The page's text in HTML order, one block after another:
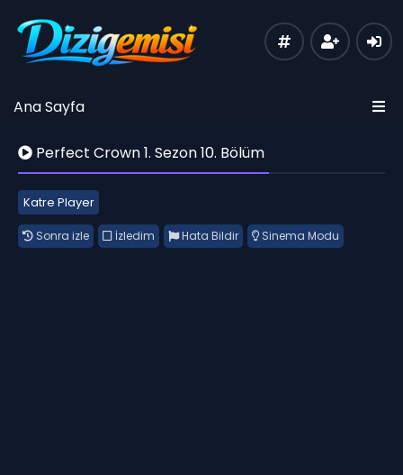
Ana Sayfa
Perfect Crown 1. Sezon 10. Bölüm
Katre Player
Sonra izle İzledim Hata Bildir Sinema Modu